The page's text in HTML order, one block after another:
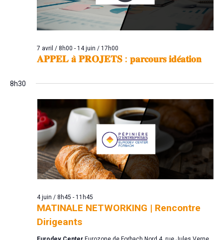
𝐀𝐏𝐏𝐄𝐋 𝐚̀ 𝐏𝐑𝐎𝐉𝐄𝐓𝐒 : 𝐩𝐚𝐫𝐜𝐨𝐮𝐫𝐬 𝐢𝐝𝐞́𝐚𝐭𝐢𝐨𝐧
7 avril / 8h00 - 14 juin / 17h00
8h30
MATINALE NETWORKING | Rencontre
Dirigeants
4 juin / 8h45 - 11h45